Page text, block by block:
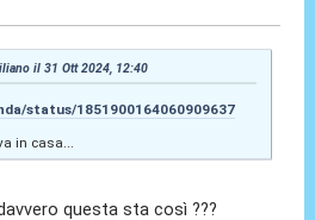
il 31 Ott 2024, 12:40
status/1851900164060909637
in casa...
questa sta così ???